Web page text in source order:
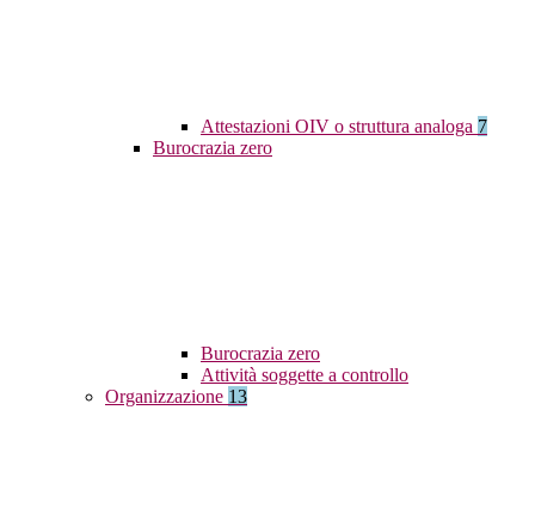
Attestazioni OIV o struttura analoga 7
Burocrazia zero
Burocrazia zero
Attività soggette a controllo
Organizzazione 13